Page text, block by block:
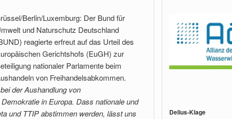
Berlin/Luxemburg: Der Bund für
und Naturschutz Deutschland
reagierte erfreut auf das Urteil des
Gerichtshofs (EuGH) zur
nationaler Parlamente beim
von Freihandelsabkommen.
der Aushandlung von
in Europa. Dass nationale und
und TTIP abstimmen werden, lässt uns
Delius-Klage